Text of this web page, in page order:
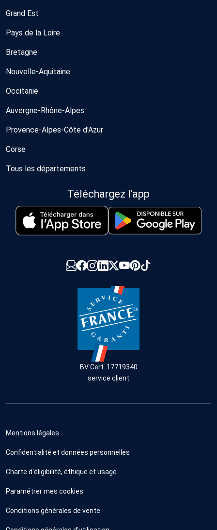
Grand Est
Pays de la Loire
Bretagne
Nouvelle-Aquitaine
Occitanie
Auvergne-Rhône-Alpes
Provence-Alpes-Côte d'Azur
Corse
Tous les départements
Téléchargez l'app
BV Cert. 17719340
service client
Mentions légales
Confidentialité et données personnelles
Charte d'éligibilité, éthique et usage
Paramétrer mes cookies
Conditions générales de vente